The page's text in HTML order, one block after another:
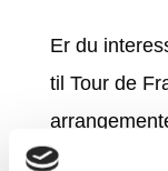
Er du
til Tour de